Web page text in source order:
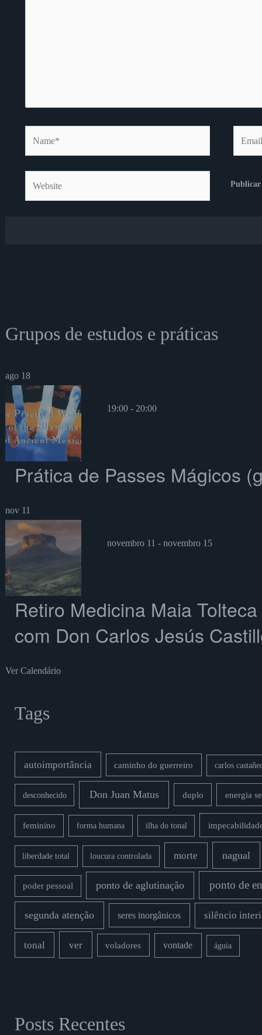
Grupos de estudos e práticas
ago 18
19:00- 20:00
Prática de Passes Mágicos
nov 11
novembro 11 - novembro 15
Retiro Medicina Maia
com Don Carlos Jesús
Ver Calendário
Tags
autoimportância caminho do guerreiro carlos
desconhecido Don Juan Matus duplo energia
feminino forma humana ilha do tonal
liberdade total loucura controlada morte nagual
poder pessoal ponto de aglutinação ponto de
segunda atenção seres inorgânicos silêncio
tonal ver voladores vontade águia
Posts Recentes